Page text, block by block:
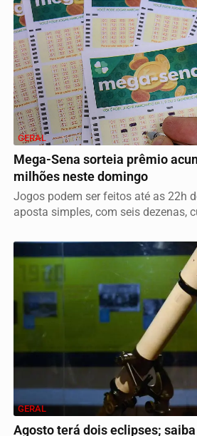
GERAL
Mega-Sena sorteia prêmio
milhões neste domingo
Jogos podem ser feitos até as 22h
aposta simples, com seis dezenas,
GERAL
Agosto terá dois eclipses;